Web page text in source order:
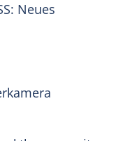
Neues